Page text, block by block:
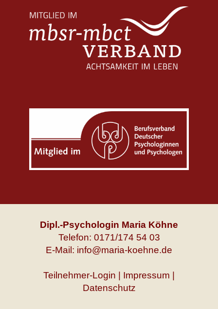
Dipl.-Psychologin Maria Köhne
Telefon: 0171/174 54 03
E-Mail: info@maria-koehne.de
Teilnehmer-Login Impressum
Datenschutz